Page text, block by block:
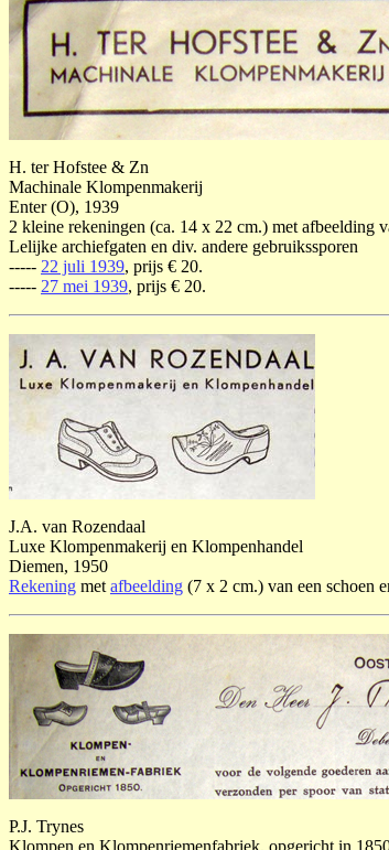
H. ter Hofstee & Zn
Machinale Klompenmakerij
Enter (O), 1939
2 kleine rekeningen (ca. 14 x 22 cm.) met afbeelding
Lelijke archiefgaten en div. andere gebruikssporen
----- 22 juli 1939, prijs € 20.
----- 27 mei 1939, prijs € 20.
J.A. van Rozendaal
Luxe Klompenmakerij en Klompenhandel
Diemen, 1950
Rekening met afbeelding (7 x 2 cm.) van een schoen
P.J. Trynes
Klompen en Klompenriemenfabriek, opgericht in